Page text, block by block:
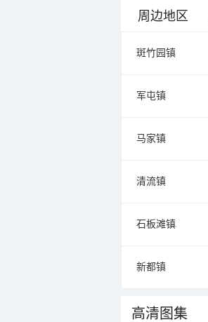
周边地区
斑竹园镇
军屯镇
马家镇
清流镇
石板滩镇
新都镇
高清图集